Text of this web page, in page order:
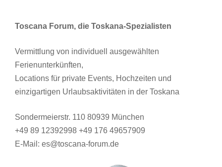
Toscana Forum, die Toskana-Spezialisten
Vermittlung von individuell ausgewählten
Ferienunterkünften,
Locations für private Events, Hochzeiten und
einzigartigen Urlaubsaktivitäten in der Toskana
Sondermeierstr. 110 80939 München
+49 89 12392998 +49 176 49657909
E-Mail: es@toscana-forum.de